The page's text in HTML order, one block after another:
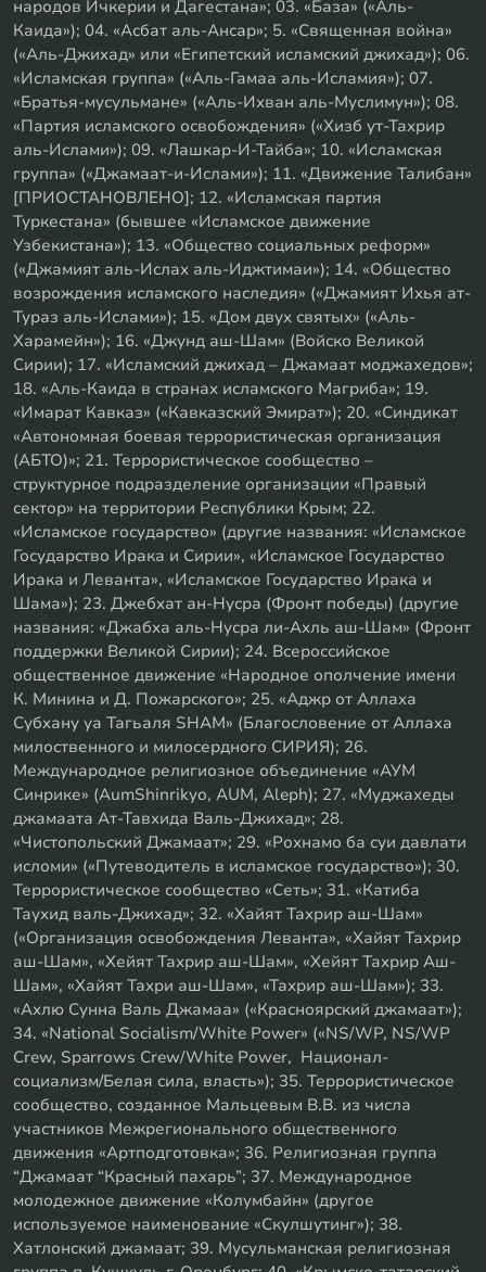
народов Ичкерии и Дагестана»; 03. «База» («Аль-
Каида»); 04. «Асбат аль-Ансар»; 5. «Священная война»
(«Аль-Джихад» или «Египетский исламский джихад»); 06.
«Исламская группа» («Аль-Гамаа аль-Исламия»); 07.
«Братья-мусульмане» («Аль-Ихван аль-Муслимун»); 08.
«Партия исламского освобождения» («Хизб ут-Тахрир
аль-Ислами»); 09. «Лашкар-И-Тайба»; 10. «Исламская
группа» («Джамаат-и-Ислами»); 11. «Движение Талибан»
[ПРИОСТАНОВЛЕНО]; 12. «Исламская партия
Туркестана» (бывшее «Исламское движение
Узбекистана»); 13. «Общество социальных реформ»
(«Джамият аль-Ислах аль-Иджтимаи»); 14. «Общество
возрождения исламского наследия» («Джамият Ихья ат-
Тураз аль-Ислами»); 15. «Дом двух святых» («Аль-
Харамейн»); 16. «Джунд аш-Шам» (Войско Великой
Сирии); 17. «Исламский джихад – Джамаат моджахедов»;
18. «Аль-Каида в странах исламского Магриба»; 19.
«Имарат Кавказ» («Кавказский Эмират»); 20. «Синдикат
«Автономная боевая террористическая организация
(АБТО)»; 21. Террористическое сообщество –
структурное подразделение организации «Правый
сектор» на территории Республики Крым; 22.
«Исламское государство» (другие названия: «Исламское
Государство Ирака и Сирии», «Исламское Государство
Ирака и Леванта», «Исламское Государство Ирака и
Шама»); 23. Джебхат ан-Нусра (Фронт победы) (другие
названия: «Джабха аль-Нусра ли-Ахль аш-Шам» (Фронт
поддержки Великой Сирии); 24. Всероссийское
общественное движение «Народное ополчение имени
К. Минина и Д. Пожарского»; 25. «Аджр от Аллаха
Субхану уа Тагьаля SHAM» (Благословение от Аллаха
милоственного и милосердного СИРИЯ); 26.
Международное религиозное объединение «АУМ
Синрике» (AumShinrikyo, AUM, Aleph); 27. «Муджахеды
джамаата Ат-Тавхида Валь-Джихад»; 28.
«Чистопольский Джамаат»; 29. «Рохнамо ба суи давлати
исломи» («Путеводитель в исламское государство»); 30.
Террористическое сообщество «Сеть»; 31. «Катиба
Таухид валь-Джихад»; 32. «Хайят Тахрир аш-Шам»
(«Организация освобождения Леванта», «Хайят Тахрир
аш-Шам», «Хейят Тахрир аш-Шам», «Хейят Тахрир Аш-
Шам», «Хайят Тахри аш-Шам», «Тахрир аш-Шам»); 33.
«Ахлю Сунна Валь Джамаа» («Красноярский джамаат»);
34. «National Socialism/White Power» («NS/WP, NS/WP
Crew, Sparrows Crew/White Power, Национал-
социализм/Белая сила, власть»); 35. Террористическое
сообщество, созданное Мальцевым В.В. из числа
участников Межрегионального общественного
движения «Артподготовка»; 36. Религиозная группа
“Джамаат “Красный пахарь”; 37. Международное
молодежное движение «Колумбайн» (другое
используемое наименование «Скулшутинг»); 38.
Хатлонский джамаат; 39. Мусульманская религиозная